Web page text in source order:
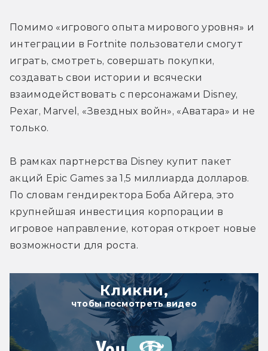
Помимо «игрового опыта мирового уровня» и
интеграции в Fortnite пользователи смогут
играть, смотреть, совершать покупки,
создавать свои истории и всячески
взаимодействовать с персонажами Disney,
Pexar, Marvel, «Звездных войн», «Аватара» и не
только.
В рамках партнерства Disney купит пакет
акций Epic Games за 1,5 миллиарда долларов.
По словам гендиректора Боба Айгера, это
крупнейшая инвестиция корпорации в
игровое направление, которая откроет новые
возможности для роста.
Кликни,
чтобы посмотреть видео